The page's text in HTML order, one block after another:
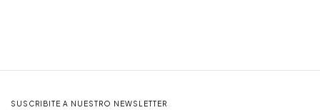
SUSCRIBITE A NUESTRO NEWSLETTER